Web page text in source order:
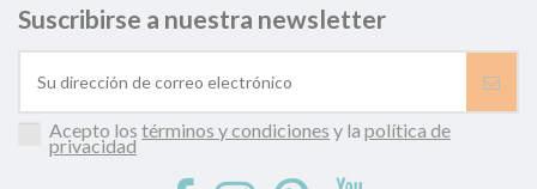
Suscribirse a nuestra newsletter
Acepto lostérminos y condiciones y lapolítica de
privacidad